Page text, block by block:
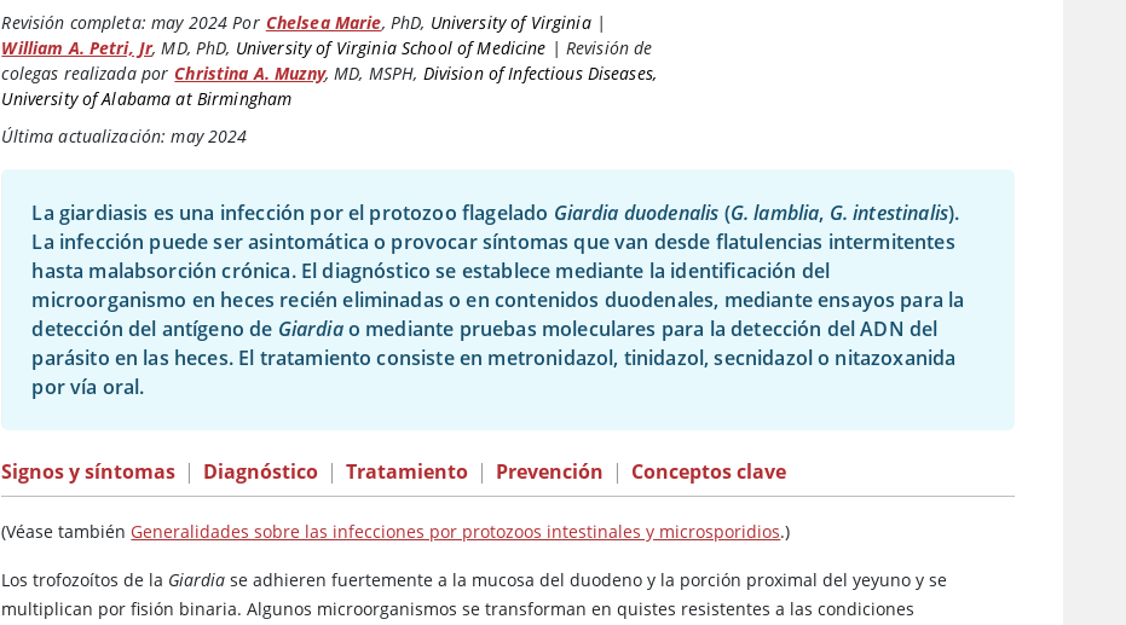
Revisión completa: may 2024 Por Chelsea Marie, PhD, University of Virginia|
William A. Petri, Jr,MD, PhD, University of Virginia School of Medicine | Revisión de
colegas realizada por Christina A. Muzny,MD, MSPH, Division of Infectious Diseases,
University of Alabama at Birmingham
Última actualización: may 2024
La giardiasis es una infección por el protozoo flagelado Giardia duodenalis (G. lamblia, G. intestinalis).
La infección puede ser asintomática o provocar síntomas que van desde flatulencias intermitentes
hasta malabsorción crónica. El diagnóstico se establece mediante la identificación del
microorganismo en heces recién eliminadas o en contenidos duodenales, mediante ensayos para la
detección del antígeno de Giardiao mediante pruebas moleculares para la detección del ADN del
parásito en las heces. El tratamiento consiste en metronidazol, tinidazol, secnidazol o nitazoxanida
por vía oral.
Signos y síntomas | Diagnóstico | Tratamiento | Prevención | Conceptos clave
(Véase también Generalidades sobre las infecciones por protozoos intestinales y microsporidios.)
Los trofozoítos de la Giardia se adhieren fuertemente a la mucosa del duodeno y la porción proximal del yeyuno y se
multiplican por fisión binaria. Algunos microorganismos se transforman en quistes resistentes a las condiciones